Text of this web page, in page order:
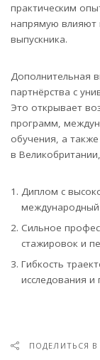
практическим
напрямую влияют
выпускника.
Дополнительная
партнёрства с
Это открывает
программ,
обучения, а
в
Диплом с
Сильное
стажировок и
Гибкость
исследования и
ПОДЕЛИТЬСЯ В